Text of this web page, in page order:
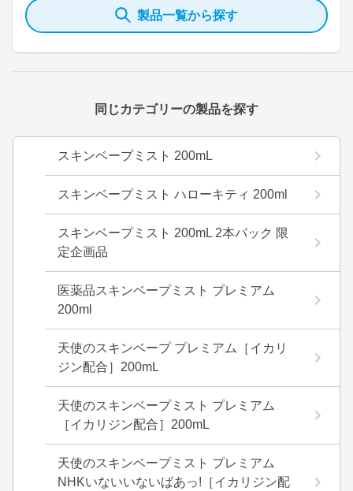
製品一覧から探す
同じカテゴリーの製品を探す
スキンベープミスト 200mL
スキンベープミスト ハローキティ 200ml
スキンベープミスト 200mL 2本パック 限
定企画品
医薬品スキンベープミスト プレミアム
200ml
天使のスキンベープ プレミアム［イカリ
ジン配合］200mL
天使のスキンベープミスト プレミアム
［イカリジン配合］200mL
天使のスキンベープミスト プレミアム
NHKいないいないばあっ!［イカリジン配